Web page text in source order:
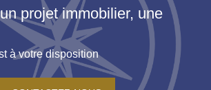
projet immobilier, une
à votre disposition